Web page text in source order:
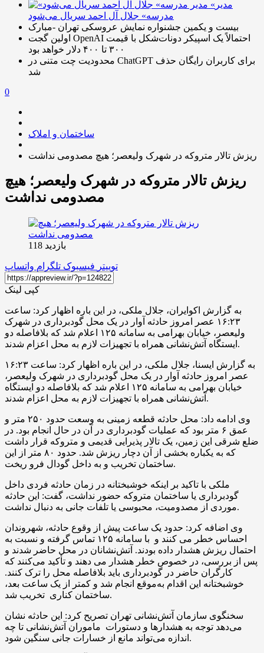
«مدیر
مدرسه» جلال آل احمد سریال می‌شود
بیست و یکمین جشنواره نمایش عروسکی تهران -مبارک
اولین گجت OpenAI احتمالاً یک اسپیکر دونات‌شکل با قیمت
۳۰۰ تا ۴۰۰ دلار خواهد بود
محدودیت چت متنی در ChatGPT برای کاربران رایگان حذف
شد
0
ساختمان و املاک
ریزش تالار متروکه در شهرک ولیعصر؛ هیچ مصدومی نداشت
ریزش تالار متروکه در شهرک ولیعصر؛ هیچ
مصدومی نداشت
بازدید 118
توییتر فیسبوک تلگرام واتساپ
کپی لینک
به گزارش اکوایران، جلال ملکی، در این باره اظهار کرد: ساعت
۱۶:۲۳ عصر امروز حادثه آوار در یک محل گودبرداری در شهرک
ولیعصر، خیابان بهرامی به سامانه ۱۲۵ اعلام شد که بلافاصله دو
ایستگاه آتش‌نشانی همراه با تجهیزات لازم به محل اعزام شدند.
به گزارش ایسنا، جلال ملکی، در این باره اظهار کرد: ساعت ۱۶:۲۳
عصر امروز حادثه آوار در یک محل گودبرداری در شهرک ولیعصر،
خیابان بهرامی به سامانه ۱۲۵ اعلام شد که بلافاصله دو ایستگاه
آتش‌نشانی همراه با تجهیزات لازم به محل اعزام شدند.
وی ادامه داد: محل حادثه قطعه زمینی به وسعت حدود ۲۵۰ متر و
عمق ۶ متر بود که عملیات گودبرداری در آن در حال انجام بود. در
ضلع شرقی این زمین، یک تالار پذیرایی قدیمی و متروکه قرار داشت
که به یکباره بخشی از آن دچار ریزش شد. حدود ۸۰ متر از این
ساختمان تخریب و به داخل گودال فرو ریخت.
ملکی با تاکید بر اینکه خوشبختانه در زمان حادثه فردی داخل
گودبرداری یا ساختمان متروکه حضور نداشت، گفت: این حادثه
موردی از مصدومیت، محبوسی یا تلفات جانی به دنبال نداشت.
وی اضافه کرد: حدود یک ساعت پیش از وقوع حادثه، شهروندان
احساس خطر می کنند و با سامانه ۱۲۵ تماس گرفته و نسبت به
احتمال ریزش هشدار داده بودند. آتش‌نشانان در محل حاضر شدند و
پس از بررسی، در خصوص خطر هشدار می دهند و تأکید می‌کنند که
کارگران حاضر در گودبرداری باید بلافاصله محل را ترک کنند.
خوشبختانه این اقدام به‌موقع انجام شد و کمتر از یک ساعت بعد،
ساختمان کناری تخریب شد.
سخنگوی سازمان آتش‌نشانی تهران تصریح کرد: این حادثه نشان
می‌دهد توجه به هشدارها و دستورات ماموران آتش‌نشانی تا چه
اندازه می‌تواند مانع از خسارات جانی سنگین شود.